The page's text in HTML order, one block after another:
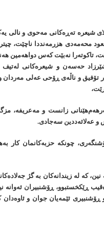
شیعرە تەڕەکانی مەحوی و نالی
محەمەدی هزرمەنددا ناچێت،
تاکوتەرا نەبێت کەس دواهەمین
حەسەن و شیعرەکانی
تۆفیق و ناڵەی ڕۆحی عەلی مەردان
زانست و مەعریفە،
و عەلائەددین سەجادی.
چونکە حزبەکانمان کار
کە لە زیندانەکان بە گژ
ڕێکخستبوو، ڕۆشنبیران ئەوانە
و ڕۆشنبیری ئێمەیان جوان و